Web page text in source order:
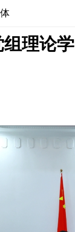
理论